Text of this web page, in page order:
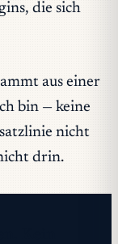
die sich
aus einer
bin — keine
nicht
drin.